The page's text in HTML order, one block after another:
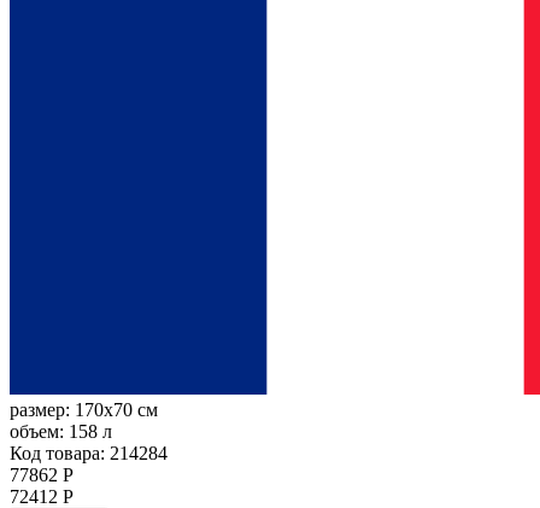
размер: 170x70 см
объем: 158 л
Код товара: 214284
77862 Р
72412 Р